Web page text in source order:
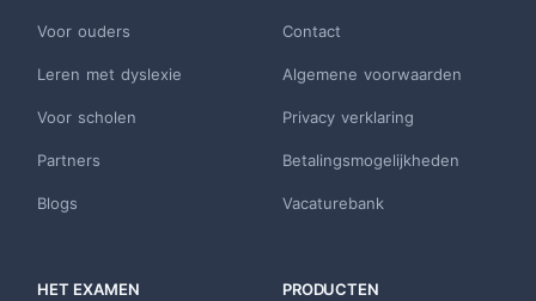
Voor ouders
Leren met dyslexie
Voor scholen
Partners
Blogs
Contact
Algemene voorwaarden
Privacy verklaring
Betalingsmogelijkheden
Vacaturebank
HET EXAMEN PRODUCTEN